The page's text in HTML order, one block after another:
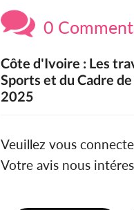
0
Côte d'Ivoire : Les
Sports et du Cadre
2025
Veuillez vous
Votre avis nous